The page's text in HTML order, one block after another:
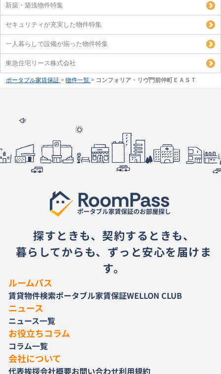
新築・築浅物件特集
セキュリティが充実した物件特集
一人暮らしで設備が揃った物件特集
東急住宅リース株式会社
ポータブル家賃保証 > 物件一覧 > コンフォリア・リヴ門前仲町ＥＡＳＴ
探すときも、契約するときも、
暮らしてからも、ずっと安心を届けま
す。
ルームパス
賃貸物件検索ポータブル家賃保証WELLON CLUB
ニュース
ニュース一覧
お役立ちコラム
コラム一覧
会社について
代表挨拶会社概要お問い合わせ利用規約